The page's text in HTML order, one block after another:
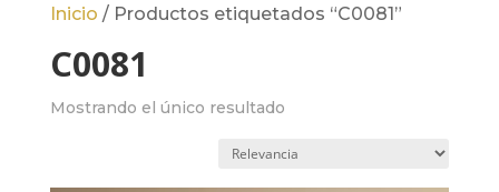
Inicio / Productos etiquetados “C0081”
C0081
Mostrando el único resultado